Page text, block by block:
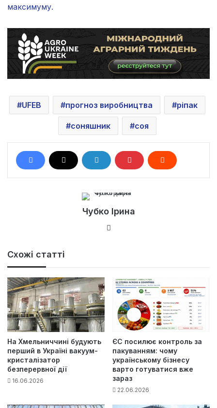
максимуму.
UFEB прогноз виробництва ріпак
соняшник соя
Чубко Ірина
Схожі статті
На Хмельниччині будують
перший в Україні вакуум-
кристалізатор
безперервної дії
16.06.2026
ЄС посилює контроль за
пакуванням: чому
українському бізнесу
варто готуватися вже
зараз
22.06.2026